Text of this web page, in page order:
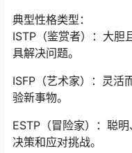
典型性格类型：
ISTP（鉴赏者）：大胆
具解决问题。
ISFP（艺术家）：灵活
验新事物。
ESTP（冒险家）：聪
决策和应对挑战。